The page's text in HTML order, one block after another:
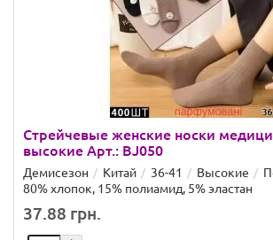
Стрейчевые женские носки
высокие Арт.: BJ050
Демисезон Китай 36-41 Высокие
80% хлопок, 15% полиамид, 5% эластан
37.88 грн.